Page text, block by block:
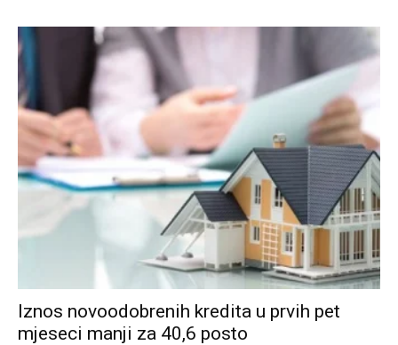
Iznos novoodobrenih kredita u prvih pet
mjeseci manji za 40,6 posto